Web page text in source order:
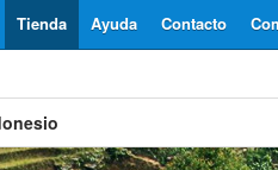
Contacto
Ayuda
Tienda